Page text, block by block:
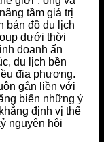
tầm giá trị
bản đồ du lịch
dưới thời
doanh ấn
du lịch bền
địa phương.
gắn liền với
biến những ý
định vị thế
nguyên hội